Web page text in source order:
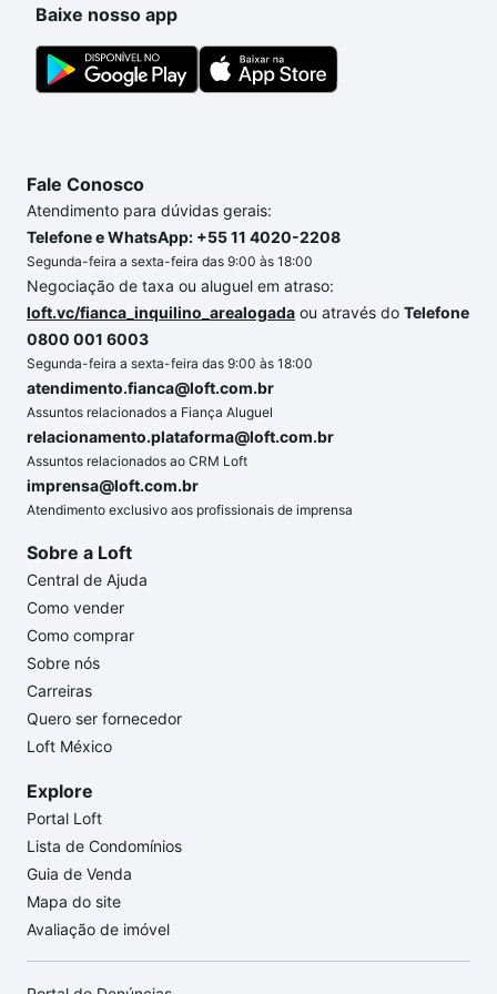
Baixe nosso app
Fale Conosco
Atendimento para dúvidas gerais:
Telefone e WhatsApp: +55 11 4020-2208
Segunda-feira a sexta-feira das 9:00 às 18:00
Negociação de taxa ou aluguel em atraso:
loft.vc/fianca_inquilino_arealogada ou através do Telefone
0800 001 6003
Segunda-feira a sexta-feira das 9:00 às 18:00
atendimento.fianca@loft.com.br
Assuntos relacionados a Fiança Aluguel
relacionamento.plataforma@loft.com.br
Assuntos relacionados ao CRM Loft
imprensa@loft.com.br
Atendimento exclusivo aos profissionais de imprensa
Sobre a Loft
Central de Ajuda
Como vender
Como comprar
Sobre nós
Carreiras
Quero ser fornecedor
Loft México
Explore
Portal Loft
Lista de Condomínios
Guia de Venda
Mapa do site
Avaliação de imóvel